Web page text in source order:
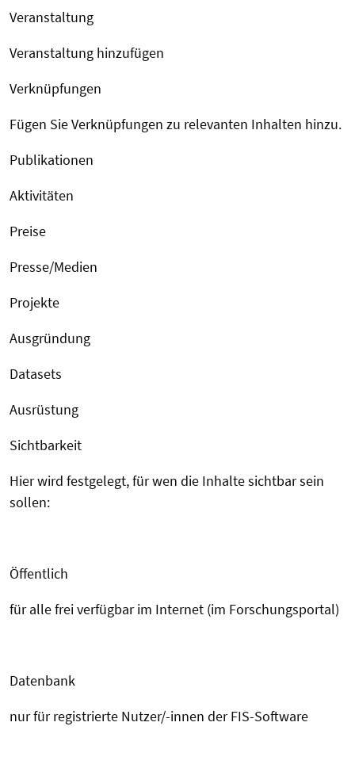
Veranstaltung
Veranstaltung hinzufügen
Verknüpfungen
Fügen Sie Verknüpfungen zu relevanten Inhalten hinzu.
Publikationen
Aktivitäten
Preise
Presse/Medien
Projekte
Ausgründung
Datasets
Ausrüstung
Sichtbarkeit
Hier wird festgelegt, für wen die Inhalte sichtbar sein
sollen:
Öffentlich
für alle frei verfügbar im Internet (im Forschungsportal)
Datenbank
nur für registrierte Nutzer/-innen der FIS-Software